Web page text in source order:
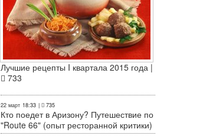
Лучшие рецепты I квартала 2015 года |
733
22 март 18:33 | 735
Кто поедет в Аризону? Путешествие по
"Route 66" (опыт ресторанной критики)